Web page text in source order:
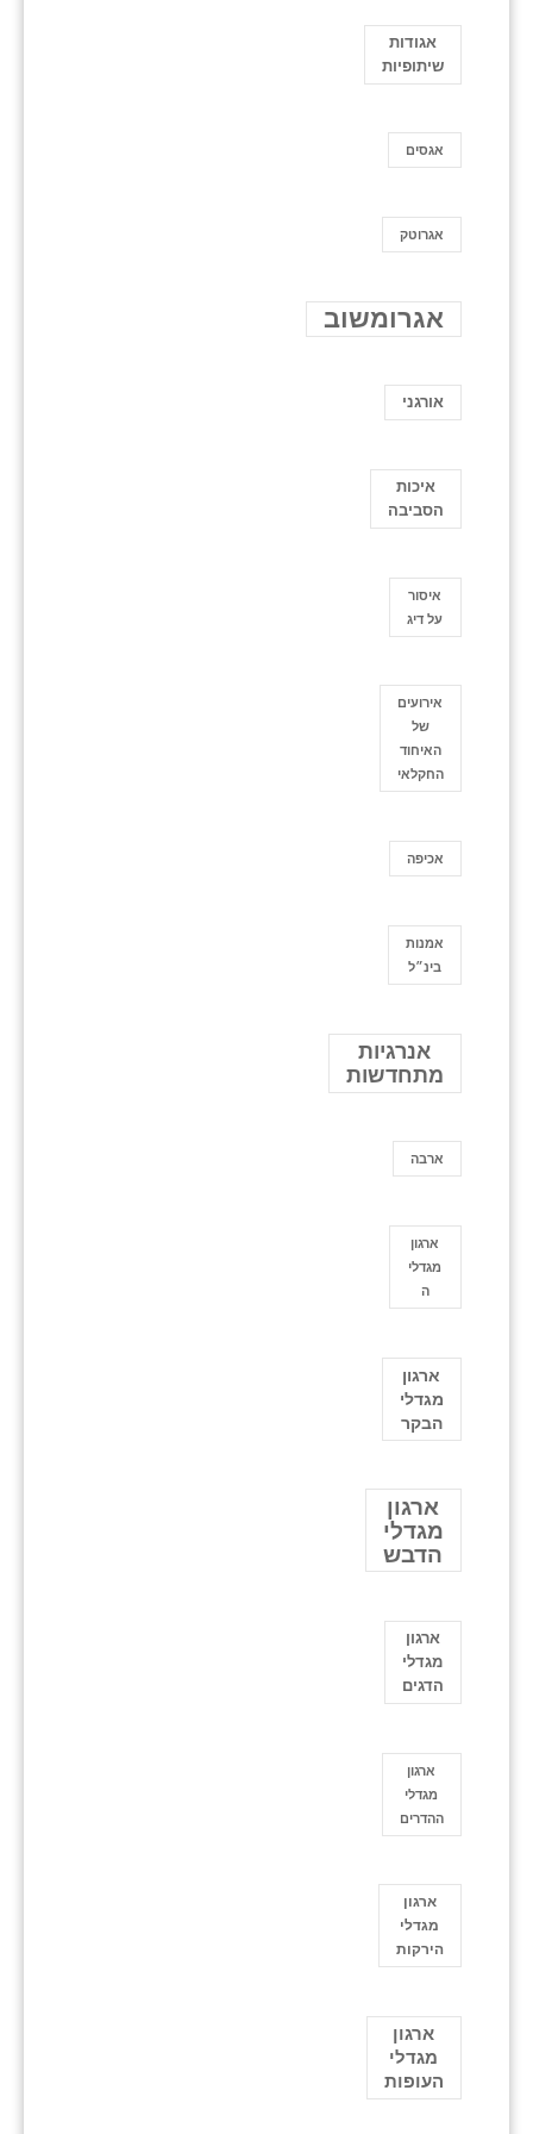
אגודות
שיתופיות
אגסים
אגרוטק
אגרומשוב
אורגני
איכות
הסביבה
איסור
על דיג
אירועים
של
האיחוד
החקלאי
אכיפה
אמנות
בינ״ל
אנרגיות
מתחדשות
ארבה
ארגון
מגדלי
ה
ארגון
מגדלי
הבקר
ארגון
מגדלי
הדבש
ארגון
מגדלי
הדגים
ארגון
מגדלי
ההדרים
ארגון
מגדלי
הירקות
ארגון
מגדלי
העופות